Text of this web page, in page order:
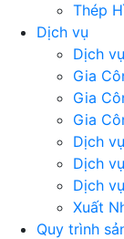
Thép
Dịch vụ
Dịch
Gia
Gia
Gia
Dịch
Dịch
Dịch
Xuất
Quy trình